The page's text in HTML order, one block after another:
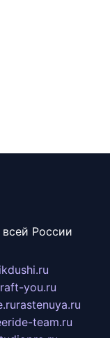
России
you.ru
rastenuya.ru
team.ru